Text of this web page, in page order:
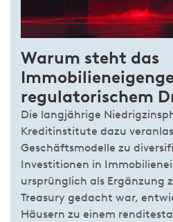
Warum steht das
regulatorischem
Die langjährige
Kreditinstitute dazu
Geschäftsmodelle zu
Investitionen in
ursprünglich als Ergänzung
Treasury gedacht war,
Häusern zu einem